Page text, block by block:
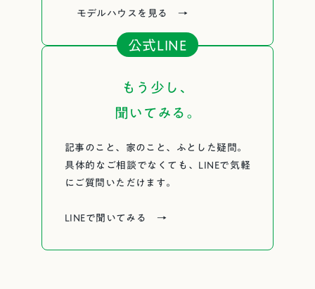
モデルハウスを見る →
公式LINE
もう少し、
聞いてみる。
記事のこと、家のこと、ふとした疑問。
具体的なご相談でなくても、LINEで気軽
にご質問いただけます。
LINEで聞いてみる →